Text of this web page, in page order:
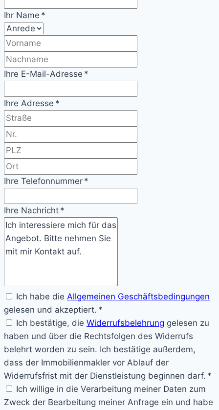
Ihr Name *
Ihre E-Mail-Adresse *
Ihre Adresse *
Ihre Telefonnummer *
Ihre Nachricht *
Ich habe die Allgemeinen Geschäftsbedingungen
gelesen und akzeptiert. *
Ich bestätige, die Widerrufsbelehrung gelesen zu
haben und über die Rechtsfolgen des Widerrufs
belehrt worden zu sein. Ich bestätige außerdem,
dass der Immobilienmakler vor Ablauf der
Widerrufsfrist mit der Dienstleistung beginnen darf. *
Ich willige in die Verarbeitung meiner Daten zum
Zweck der Bearbeitung meiner Anfrage ein und habe